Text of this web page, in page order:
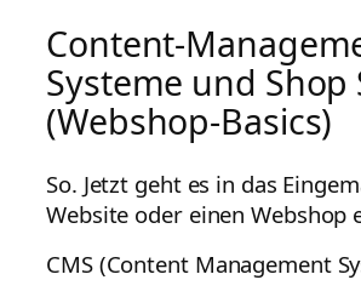
Content-
Systeme und Shop
(Webshop-Basics)
So. Jetzt geht es in das
Website oder einen Webshop
CMS (Content Management